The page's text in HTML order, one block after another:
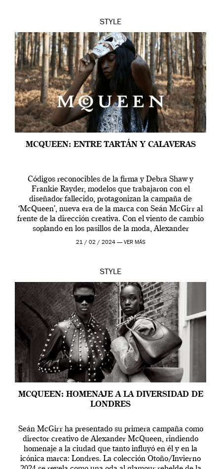
STYLE
MCQUEEN: ENTRE TARTÁN Y CALAVERAS
Códigos reconocibles de la firma y Debra Shaw y
Frankie Rayder, modelos que trabajaron con el
diseñador fallecido, protagonizan la campaña de
‘McQueen’, nueva era de la marca con Seán McGirr al
frente de la dirección creativa. Con el viento de cambio
soplando en los pasillos de la moda, Alexander
McQueen se prepara para una […]
21 / 02 / 2024 — VER MÁS
STYLE
MCQUEEN: HOMENAJE A LA DIVERSIDAD DE
LONDRES
Seán McGirr ha presentado su primera campaña como
director creativo de Alexander McQueen, rindiendo
homenaje a la ciudad que tanto influyó en él y en la
icónica marca: Londres. La colección Otoño/Invierno